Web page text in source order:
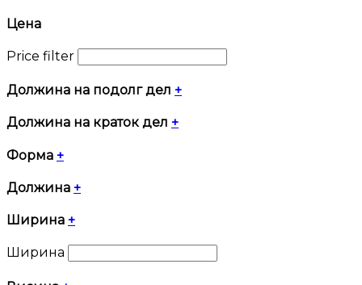
Цена
Price filter
Должина на подолг дел +
Должина на краток дел +
Форма +
Должина +
Ширина +
Ширина